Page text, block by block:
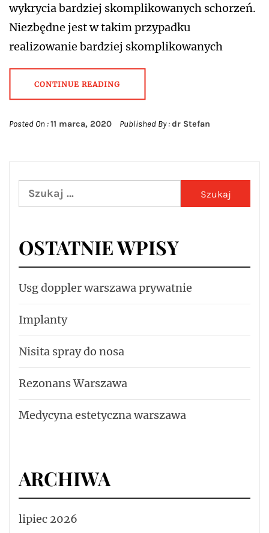
wykrycia bardziej skomplikowanych schorzeń.
Niezbędne jest w takim przypadku
realizowanie bardziej skomplikowanych
CONTINUE READING
Posted On :11 marca, 2020 Published By :dr Stefan
Szukaj:
OSTATNIE WPISY
Usg doppler warszawa prywatnie
Implanty
Nisita spray do nosa
Rezonans Warszawa
Medycyna estetyczna warszawa
ARCHIWA
lipiec 2026